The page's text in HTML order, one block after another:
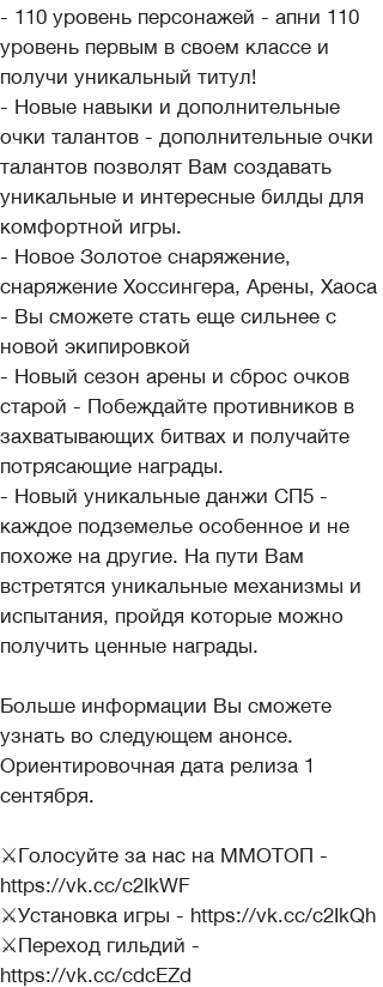
- 110 уровень персонажей - апни 110
уровень первым в своем классе и
получи уникальный титул!
- Новые навыки и дополнительные
очки талантов - дополнительные очки
талантов позволят Вам создавать
уникальные и интересные билды для
комфортной игры.
- Новое Золотое снаряжение,
снаряжение Хоссингера, Арены, Хаоса
- Вы сможете стать еще сильнее с
новой экипировкой
- Новый сезон арены и сброс очков
старой - Побеждайте противников в
захватывающих битвах и получайте
потрясающие награды.
- Новый уникальные данжи СП5 -
каждое подземелье особенное и не
похоже на другие. На пути Вам
встретятся уникальные механизмы и
испытания, пройдя которые можно
получить ценные награды.
Больше информации Вы сможете
узнать во следующем анонсе.
Ориентировочная дата релиза 1
сентября.
⚔Голосуйте за нас на ММОТОП -
https://vk.cc/c2IkWF
⚔Установка игры - https://vk.cc/c2IkQh
⚔Переход гильдий -
https://vk.cc/cdcEZd